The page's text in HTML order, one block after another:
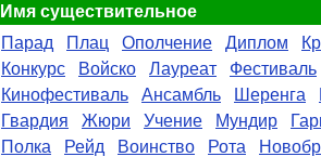
Имя существительное
Парад
Плац Ополчение Диплом
Конкурс
Войско Лауреат
Фестиваль
Кинофестиваль
Ансамбль Шеренга
Гвардия
Жюри Учение Мундир
Полка
Рейд Воинство Рота